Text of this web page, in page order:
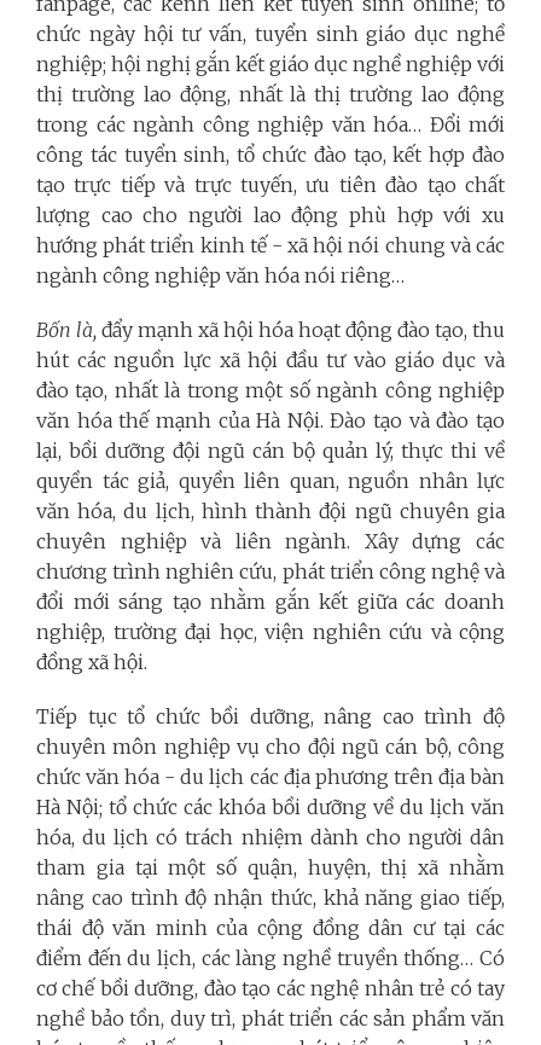
chức ngày hội tư vấn, tuyển sinh giáo dục nghề
nghiệp; hội nghị gắn kết giáo dục nghề nghiệp với
thị trường lao động, nhất là thị trường lao động
trong các ngành công nghiệp văn hóa… Đổi mới
công tác tuyển sinh, tổ chức đào tạo, kết hợp đào
tạo trực tiếp và trực tuyến, ưu tiên đào tạo chất
lượng cao cho người lao động phù hợp với xu
hướng phát triển kinh tế - xã hội nói chung và các
ngành công nghiệp văn hóa nói riêng…
Bốn là, đẩy mạnh xã hội hóa hoạt động đào tạo, thu
hút các nguồn lực xã hội đầu tư vào giáo dục và
đào tạo, nhất là trong một số ngành công nghiệp
văn hóa thế mạnh của Hà Nội. Đào tạo và đào tạo
lại, bồi dưỡng đội ngũ cán bộ quản lý, thực thi về
quyền tác giả, quyền liên quan, nguồn nhân lực
văn hóa, du lịch, hình thành đội ngũ chuyên gia
chuyên nghiệp và liên ngành. Xây dựng các
chương trình nghiên cứu, phát triển công nghệ và
đổi mới sáng tạo nhằm gắn kết giữa các doanh
nghiệp, trường đại học, viện nghiên cứu và cộng
đồng xã hội.
Tiếp tục tổ chức bồi dưỡng, nâng cao trình độ
chuyên môn nghiệp vụ cho đội ngũ cán bộ, công
chức văn hóa - du lịch các địa phương trên địa bàn
Hà Nội; tổ chức các khóa bồi dưỡng về du lịch văn
hóa, du lịch có trách nhiệm dành cho người dân
tham gia tại một số quận, huyện, thị xã nhằm
nâng cao trình độ nhận thức, khả năng giao tiếp,
thái độ văn minh của cộng đồng dân cư tại các
điểm đến du lịch, các làng nghề truyền thống… Có
cơ chế bồi dưỡng, đào tạo các nghệ nhân trẻ có tay
nghề bảo tồn, duy trì, phát triển các sản phẩm văn